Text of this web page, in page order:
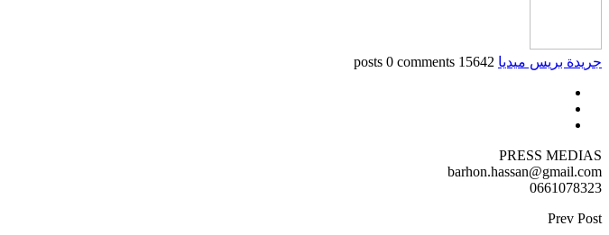
جريدة بريس ميديا 15642 posts
0 comments
PRESS MEDIAS
barhon.hassan@gmail.com
0661078323
Prev Post